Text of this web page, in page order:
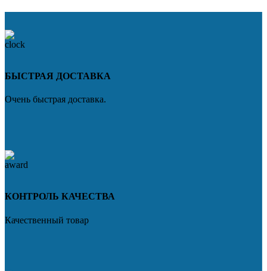
БЫСТРАЯ ДОСТАВКА
Очень быстрая доставка.
КОНТРОЛЬ КАЧЕСТВА
Качественный товар